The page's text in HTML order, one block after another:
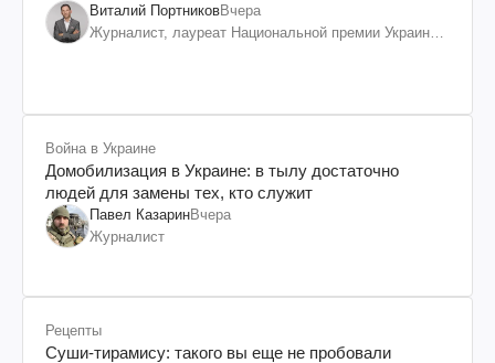
Виталий ПортниковВчера
Журналист, лауреат Национальной премии Украины
Война в Украине
Домобилизация в Украине: в тылу достаточно
людей для замены тех, кто служит
Павел КазаринВчера
Журналист
Рецепты
Суши-тирамису: такого вы еще не пробовали